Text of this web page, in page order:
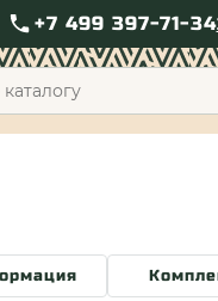
+7 499 397-71-34